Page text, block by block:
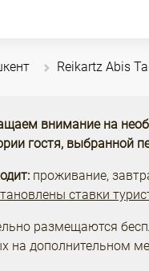
Reikartz Abis
внимание на
гостя, выбранной
проживание,
ставки
размещаются
на дополнительном